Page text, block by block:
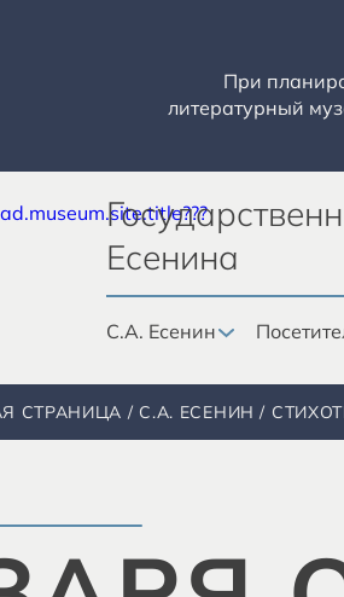
При
литературный
Есенина
С.А. Есенин
СТРАНИЦА С.А. ЕСЕНИН